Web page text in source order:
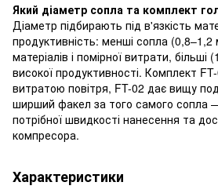
Який діаметр сопла та комплект
Діаметр підбирають під в'язкість
продуктивність: менші сопла
матеріалів і помірної витрати,
високої продуктивності. Комплект
витратою повітря, FT-02 дає вищу
ширший факел за того самого сопла
потрібної швидкості нанесення та
компресора.
Характеристики